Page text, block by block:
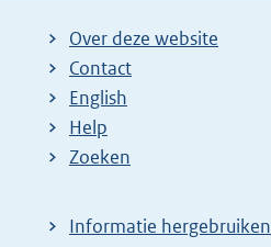
Over deze website
Contact
English
Help
Zoeken
Informatie hergebruiken